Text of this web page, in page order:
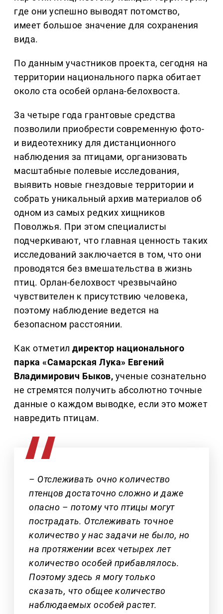
где они успешно выводят потомство,
имеет большое значение для сохранения
вида.
По данным участников проекта, сегодня на
территории национального парка обитает
около ста особей орлана-белохвоста.
За четыре года грантовые средства
позволили приобрести современную фото-
и видеотехнику для дистанционного
наблюдения за птицами, организовать
масштабные полевые исследования,
выявить новые гнездовые территории и
собрать уникальный архив материалов об
одном из самых редких хищников
Поволжья. При этом специалисты
подчеркивают, что главная ценность таких
исследований заключается в том, что они
проводятся без вмешательства в жизнь
птиц. Орлан-белохвост чрезвычайно
чувствителен к присутствию человека,
поэтому наблюдение ведется на
безопасном расстоянии.
Как отметилдиректор национального
парка «Самарская Лука» Евгений
Владимирович Быков, ученые сознательно
не стремятся получить абсолютно точные
данные о каждом выводке, если это может
навредить птицам.
– Отслеживать очно количество
птенцов достаточно сложно и даже
опасно – потому что птицы могут
пострадать. Отслеживать точное
количество у нас задачи не было, но
на протяжении всех четырех лет
количество особей прибавлялось.
Поэтому здесь я могу только
сказать, что общее количество
наблюдаемых особей растет.